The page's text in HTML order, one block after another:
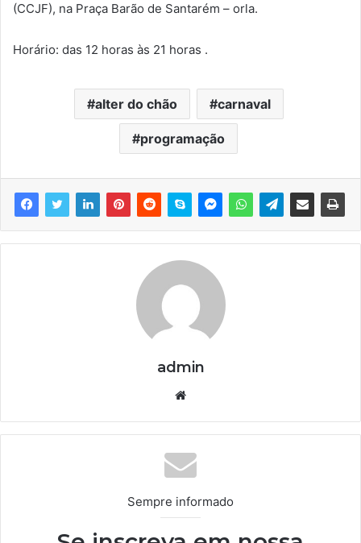
(CCJF), na Praça Barão de Santarém – orla.
Horário: das 12 horas às 21 horas .
alter do chão carnaval
programação
admin
te
Sempre informado